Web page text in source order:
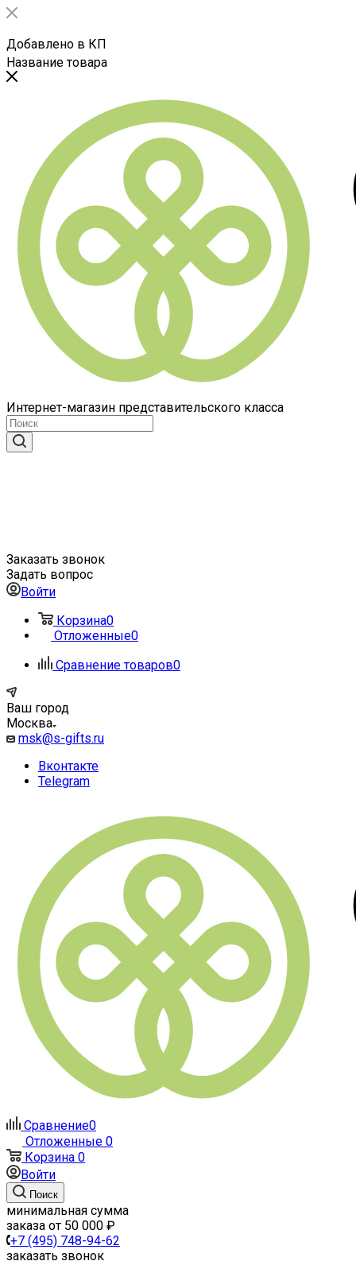
Добавлено в КП
Название товара
Интернет-магазин представительского класса
Заказать звонок
Задать вопрос
Войти
Корзина0
Отложенные0
Сравнение товаров0
Ваш город
Москва
msk@s-gifts.ru
Вконтакте
Telegram
Сравнение0
Отложенные 0
Корзина 0
Войти
Поиск
минимальная сумма
заказа от 50 000 ₽
+7 (495) 748-94-62
заказать звонок